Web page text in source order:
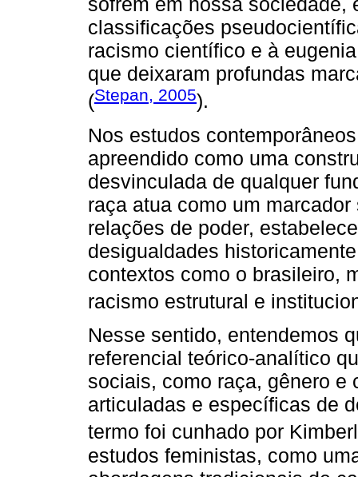
classificações
racismo científico e à
que deixaram profundas
(Stepan, 2005).
Nos estudos
apreendido como uma
desvinculada de qualquer
raça atua como um
relações de poder,
desigualdades
contextos como o brasileiro,
racismo estrutural e
Nesse sentido, entendemos
referencial teórico-analítico
sociais, como raça, gênero e
articuladas e específicas de
termo foi cunhado por
estudos feministas, como